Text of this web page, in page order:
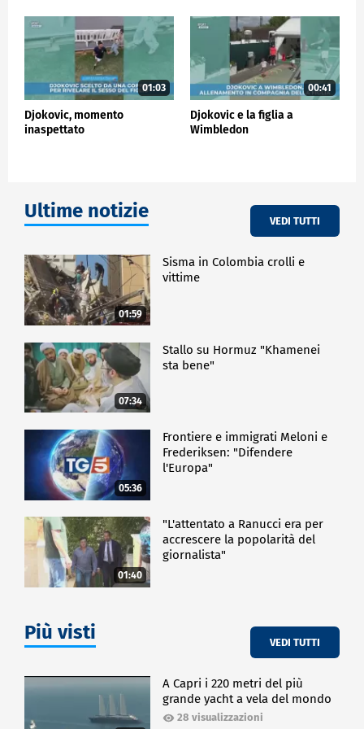
nazioni diverse, quindi sì, spero davvero che lo sport
continui a crescere e ad influenzare i giovani in
modo positivo" ha detto Novak Djokovic ringraziando
per il premio ricevuto.
SPORT
01:03
Djokovic, momento
inaspettato
00:41
Djokovic e la figlia a
Wimbledon
Ultime notizie VEDI TUTTI
01:59
Sisma in Colombia crolli e
vittime
07:34
Stallo su Hormuz "Khamenei
sta bene"
05:36
Frontiere e immigrati Meloni e
Frederiksen: "Difendere
l'Europa"
01:40
"L'attentato a Ranucci era per
accrescere la popolarità del
giornalista"
Più visti VEDI TUTTI
A Capri i 220 metri del più
grande yacht a vela del mondo
28 visualizzazioni